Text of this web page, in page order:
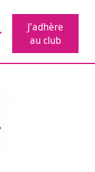
J'adhère
au club